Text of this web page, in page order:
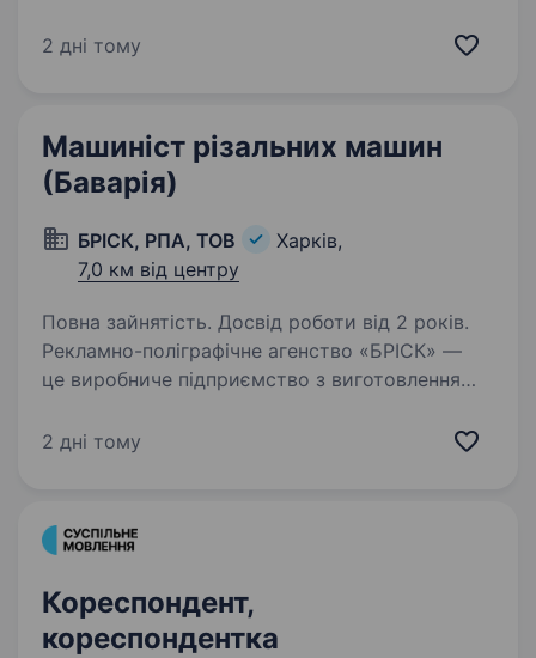
високоякісної поліграфічної продукції: дитячих
2 дні тому
Машиніст різальних машин
(Баварія)
БРІСК, РПА, ТОВ
Харків,
7,0 км від центру
Повна зайнятість. Досвід роботи від 2 років.
Рекламно-поліграфічне агенство «БРІСК» —
це виробниче підприємство з виготовлення
ми випускаємо зошити, щоденники та ін.
2 дні тому
Кореспондент,
кореспондентка